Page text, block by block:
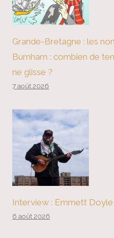
Grande-Bretagne : les
Burnham : combien de
ne glisse ?
7 août 2026
Interview : Emmett
6 août 2026